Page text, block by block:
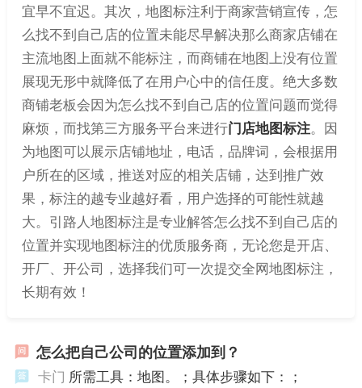
宜早不宜迟。其次，地图标注利于商家营销宣传，怎
么找不到自己店的位置未能尽早解决那么商家店铺在
主流地图上面就不能标注，而商铺在地图上没有位置
展现无形中就降低了在用户心中的信任度。绝大多数
商铺老板会因为怎么找不到自己店的位置问题而觉得
麻烦，而找第三方服务平台来进行门店地图标注。因
为地图可以展示店铺地址，电话，品牌词，会根据用
户所在的区域，推送对应的相关店铺，达到推广效
果，标注的越专业越好看，用户选择的可能性就越
大。引路人地图标注是专业解答怎么找不到自己店的
位置并实现地图标注的优质服务商，无论您是开店、
开厂、开公司，选择我们可一次提交全网地图标注，
长期有效！
怎么把自己公司的位置添加到？
卡门 所需工具：地图。；具体步骤如下：；